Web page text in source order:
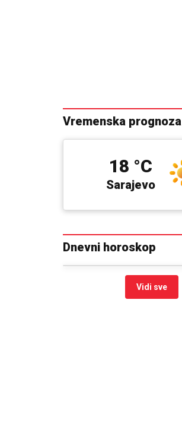
Vremenska prognoza
Sarajevo
18 °C
Dnevni horoskop
Vidi sve